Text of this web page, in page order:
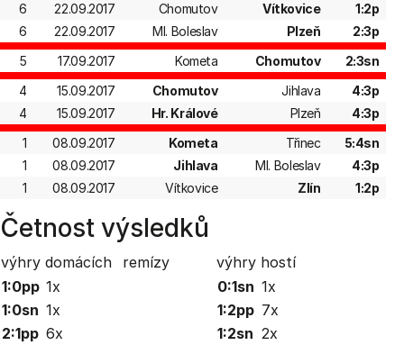
6
22.09.2017 Chomutov Vítkovice
1:2p
6
22.09.2017 Ml. Boleslav Plzeň
2:3p
5
17.09.2017 Kometa Chomutov
2:3sn
4
15.09.2017 Chomutov Jihlava
4:3p
4
15.09.2017 Hr. Králové Plzeň
4:3p
1
08.09.2017 Kometa Třinec
5:4sn
1
08.09.2017 Jihlava Ml. Boleslav
4:3p
1
08.09.2017 Vítkovice Zlín 1:2p
Četnost výsledků
výhry domácích remízy výhry hostí
1:0pp 1x
1:0sn 1x
2:1pp 6x
0:1sn 1x
1:2pp 7x
1:2sn 2x